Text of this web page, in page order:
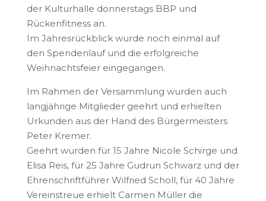
der Kulturhalle donnerstags BBP und
Rückenfitness an.
Im Jahresrückblick wurde noch einmal auf
den Spendenlauf und die erfolgreiche
Weihnachtsfeier eingegangen.
Im Rahmen der Versammlung wurden auch
langjährige Mitglieder geehrt und erhielten
Urkunden aus der Hand des Bürgermeisters
Peter Kremer.
Geehrt wurden für 15 Jahre Nicole Schirge und
Elisa Reis, für 25 Jahre Gudrun Schwarz und der
Ehrenschriftführer Wilfried Scholl, für 40 Jahre
Vereinstreue erhielt Carmen Müller die